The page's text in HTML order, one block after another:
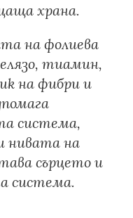
храна.
на фолиева
тиамин,
на фибри и
система,
нивата на
сърцето и
система.